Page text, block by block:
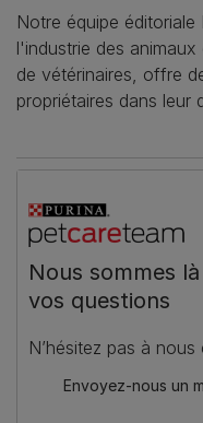
Notre équipe
l'industrie des
de vétérinaires, offre
propriétaires dans leur
Nous sommes
vos questions
N’hésitez pas à
Envoyez-nous un